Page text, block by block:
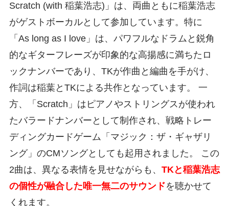
Scratch (with 稲葉浩志)」は、両曲ともに稲葉浩志
がゲストボーカルとして参加しています。特に
「As long as I love」は、パワフルなドラムと鋭角
的なギターフレーズが印象的な高揚感に満ちたロ
ックナンバーであり、TKが作曲と編曲を手がけ、
作詞は稲葉とTKによる共作となっています。 一
方、「Scratch」はピアノやストリングスが使われ
たバラードナンバーとして制作され、戦略トレー
ディングカードゲーム「マジック：ザ・ギャザリ
ング」のCMソングとしても起用されました。 この
2曲は、異なる表情を見せながらも、 TKと稲葉浩志
の個性が融合した唯一無二のサウンドを聴かせて
くれます。